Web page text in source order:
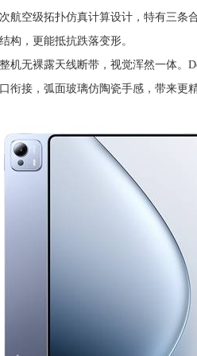
航空级拓扑仿真计算设计，特有三条
构，更能抵抗跌落变形。
无裸露天线断带，视觉浑然一体。
衔接，弧面玻璃仿陶瓷手感，带来更